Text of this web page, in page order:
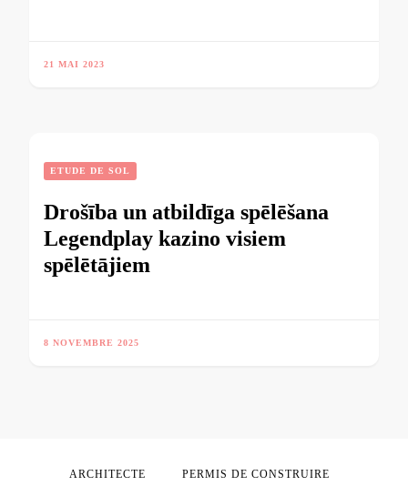
21 MAI 2023
ETUDE DE SOL
Drošība un atbildīga spēlēšana
Legendplay kazino visiem
spēlētājiem
8 NOVEMBRE 2025
ARCHITECTE PERMIS DE CONSTRUIRE